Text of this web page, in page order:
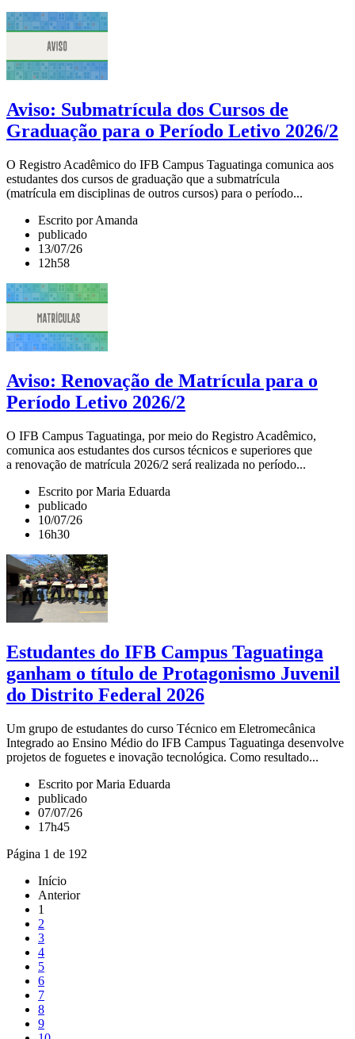
Aviso: Submatrícula dos Cursos de
Graduação para o Período Letivo 2026/2
O Registro Acadêmico do IFB Campus Taguatinga comunica aos
estudantes dos cursos de graduação que a submatrícula
(matrícula em disciplinas de outros cursos) para o período...
Escrito por Amanda
publicado
13/07/26
12h58
Aviso: Renovação de Matrícula para o
Período Letivo 2026/2
O IFB Campus Taguatinga, por meio do Registro Acadêmico,
comunica aos estudantes dos cursos técnicos e superiores que
a renovação de matrícula 2026/2 será realizada no período...
Escrito por Maria Eduarda
publicado
10/07/26
16h30
Estudantes do IFB Campus Taguatinga
ganham o título de Protagonismo Juvenil
do Distrito Federal 2026
Um grupo de estudantes do curso Técnico em Eletromecânica
Integrado ao Ensino Médio do IFB Campus Taguatinga desenvolve
projetos de foguetes e inovação tecnológica. Como resultado...
Escrito por Maria Eduarda
publicado
07/07/26
17h45
Página 1 de 192
Início
Anterior
1
2
3
4
5
6
7
8
9